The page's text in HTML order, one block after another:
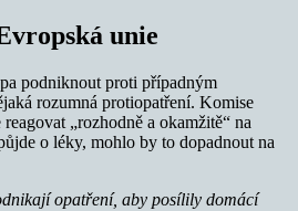
unie
podniknout proti případným
rozumná protiopatření. Komise
„rozhodně a okamžitě“ na
o léky, mohlo by to dopadnout na
opatření, aby posílily domácí